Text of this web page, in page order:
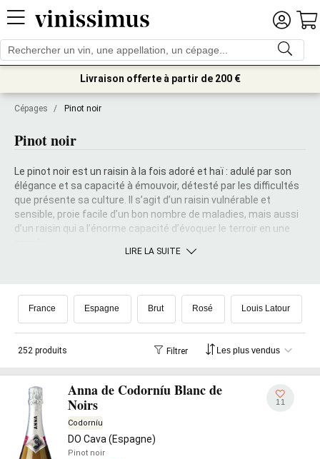
Livraison offerte à partir de 200 €
Cépages / Pinot noir
Pinot noir
Le pinot noir est un raisin à la fois adoré et haï : adulé par son
élégance et sa capacité à émouvoir, détesté par les difficultés
que présente sa culture. Il s’agit d’un raisin vulnérable et
sensible, proie facile d’un bon nombre de maladies, mais aussi
d’un raisin qui a l’énorme capacité d’évoquer le terroir en une
LIRE LA SUITE
France Espagne Brut Rosé Louis Latour
252 produits Filtrer
Anna de Codorníu Blanc de
Noirs
Codorníu
DO Cava (Espagne)
Pinot noir
11